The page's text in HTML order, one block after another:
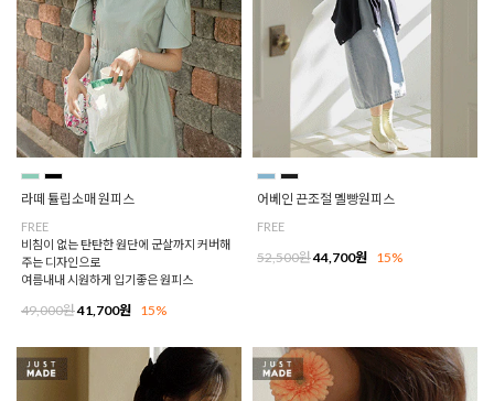
라떼 튤립소매 원피스
FREE
비침이 없는 탄탄한 원단에 군살까지 커버해
주는 디자인으로
여름내내 시원하게 입기좋은 원피스
49,000원41,700원 15%
어베인 끈조절 멜빵원피스
FREE
52,500원44,700원 15%